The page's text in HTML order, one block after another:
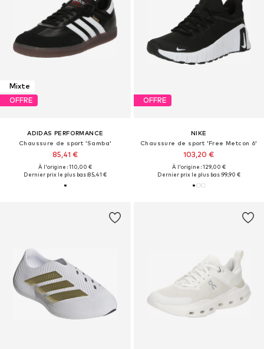
Mixte
OFFRE
ADIDAS PERFORMANCE
Chaussure de sport 'Samba'
85,41 €
À l'origine : 110,00 €
Dernier prix le plus bas :85,41 €
OFFRE
NIKE
Chaussure de sport 'Free Metcon 6'
103,20 €
À l'origine : 129,00 €
Dernier prix le plus bas :99,90 €